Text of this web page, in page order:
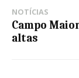
NOTÍCIAS
Campo
altas